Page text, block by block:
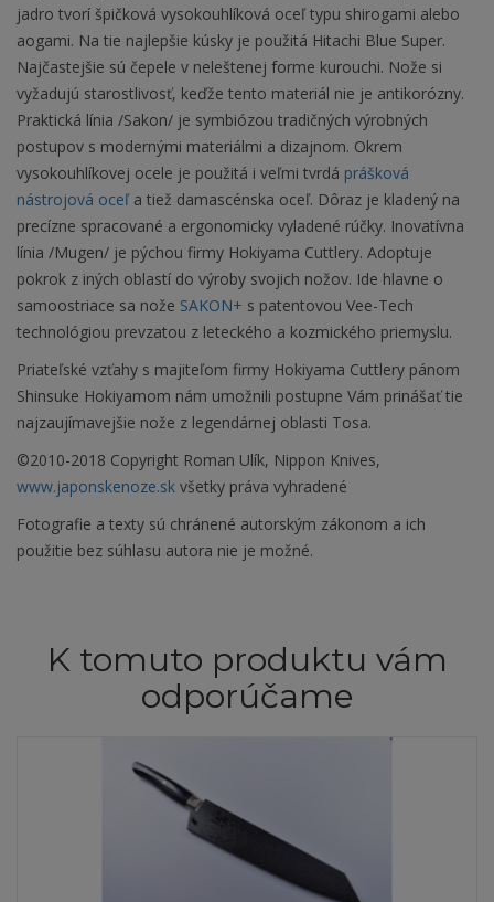
jadro tvorí špičková vysokouhlíková oceľ typu shirogami alebo
aogami. Na tie najlepšie kúsky je použitá Hitachi Blue Super.
Najčastejšie sú čepele v neleštenej forme kurouchi. Nože si
vyžadujú starostlivosť, keďže tento materiál nie je antikorózny.
Praktická línia /Sakon/ je symbiózou tradičných výrobných
postupov s modernými materiálmi a dizajnom. Okrem
vysokouhlíkovej ocele je použitá i veľmi tvrdá prášková
nástrojová oceľa tiež damascénska oceľ. Dôraz je kladený na
precízne spracované a ergonomicky vyladené rúčky. Inovatívna
línia /Mugen/ je pýchou firmy Hokiyama Cuttlery. Adoptuje
pokrok z iných oblastí do výroby svojich nožov. Ide hlavne o
samoostriace sa nože SAKON+ s patentovou Vee-Tech
technológiou prevzatou z leteckého a kozmického priemyslu.
Priateľské vzťahy s majiteľom firmy Hokiyama Cuttlery pánom
Shinsuke Hokiyamom nám umožnili postupne Vám prinášať tie
najzaujímavejšie nože z legendárnej oblasti Tosa.
©2010-2018 Copyright Roman Ulík, Nippon Knives,
www.japonskenoze.sk všetky práva vyhradené
Fotografie a texty sú chránené autorským zákonom a ich
použitie bez súhlasu autora nie je možné.
K tomuto produktu vám
odporúčame